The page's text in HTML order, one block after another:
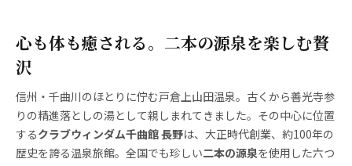
心も体も癒される。二本の源泉を楽しむ贅
沢
信州・千曲川のほとりに佇む戸倉上山田温泉。古くから善光寺参
りの精進落としの湯として親しまれてきました。その中心に位置
するクラブウィンダム千曲館 長野は、大正時代創業、約100年の
歴史を誇る温泉旅館。全国でも珍しい二本の源泉を使用した六つ